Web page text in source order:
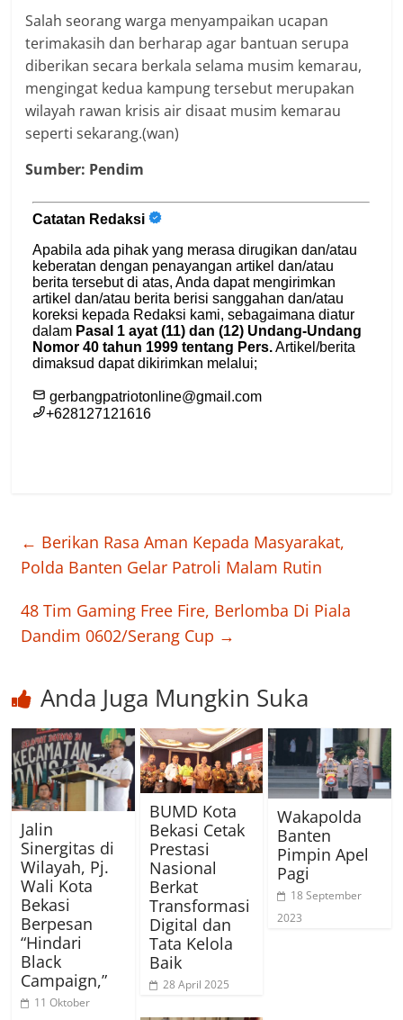
Salah seorang warga menyampaikan ucapan
terimakasih dan berharap agar bantuan serupa
diberikan secara berkala selama musim kemarau,
mengingat kedua kampung tersebut merupakan
wilayah rawan krisis air disaat musim kemarau
seperti sekarang.(wan)
Sumber: Pendim
← Berikan Rasa Aman Kepada Masyarakat,
Polda Banten Gelar Patroli Malam Rutin
48 Tim Gaming Free Fire, Berlomba Di Piala
Dandim 0602/Serang Cup →
Anda Juga Mungkin Suka
Jalin
Sinergitas di
Wilayah, Pj.
Wali Kota
Bekasi
Berpesan
“Hindari
Black
Campaign,”
11 Oktober
BUMD Kota
Bekasi Cetak
Prestasi
Nasional
Berkat
Transformasi
Digital dan
Tata Kelola
Baik
28 April 2025
Wakapolda
Banten
Pimpin Apel
Pagi
18 September
2023